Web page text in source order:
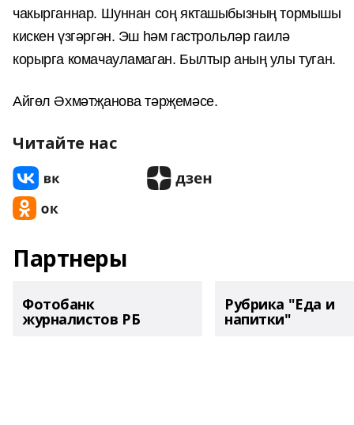
чакырганнар. Шуннан соң якташыбызның тормышы
кискен үзгәргән. Эш һәм гастрольләр гаилә
корырга комачауламаган. Былтыр аның улы туган.
Айгөл Әхмәтҗанова тәрҗемәсе.
Читайте нас
Партнеры
Фотобанк
журналистов РБ
Рубрика "Еда и
напитки"